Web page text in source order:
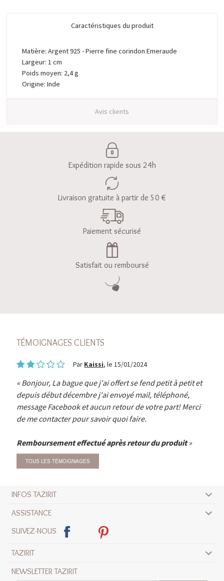
Caractéristiques du produit
Matière: Argent 925 - Pierre fine corindon Emeraude
Largeur: 1 cm
Poids moyen: 2,4 g
Origine: Inde
Avis clients
Expédition rapide sous 24h
Livraison gratuite à partir de 50 €
Paiement sécurisé
Satisfait ou remboursé
TÉMOIGNAGES CLIENTS
Par Kaissi, le 15/01/2024
Bonjour, La bague que j'ai offert se fend petit à petit et
depuis début décembre j'ai envoyé mail, téléphoné,
message Facebook et aucun retour de votre part! Merci
de me contacter pour savoir quoi faire.
Remboursement effectué après retour du produit
TOUS LES TÉMOIGNAGES
INFOS TAZIRIT
ASSISTANCE
SUIVEZ-NOUS
TAZIRIT
NEWSLETTER TAZIRIT